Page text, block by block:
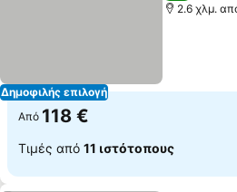
Δημοφιλής επιλογή
2.6 χλμ.
Από 118 €
Τιμές από 11 ιστότοπους